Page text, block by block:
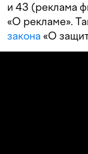
и 43 (реклама
«О рекламе».
закона «О